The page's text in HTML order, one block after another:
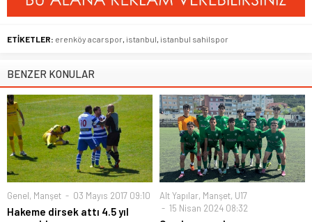
ETİKETLER: erenköy acarspor, istanbul, istanbul sahilspor
BENZER KONULAR
Genel, Manşet 03 Mayıs 2017 09:10
Hakeme dirsek attı 4.5 yıl
Alt Yapılar, Manşet, U17
15 Nisan 2024 08:32